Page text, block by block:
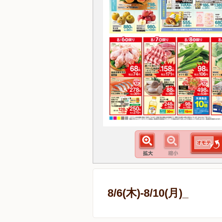
8/6(木)-8/10(月)_